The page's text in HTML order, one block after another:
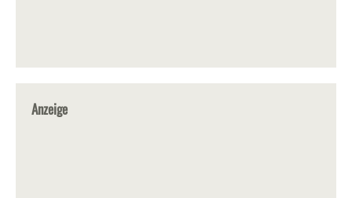
Anzeige